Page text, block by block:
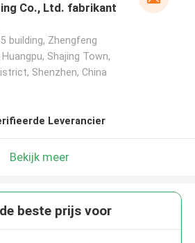
Co., Ltd. fabrikant
building, Zhengfeng
Huangpu, Shajing Town,
Shenzhen, China
Leverancier
Bekijk meer
beste prijs voor